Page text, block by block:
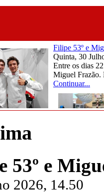
Filipe 53º e
Quinta, 30
Entre os dias
Miguel Frazão.
Continuar...
53º e
2026, 14.50